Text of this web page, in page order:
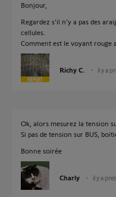
Bonjour,
Regardez s'il n'y a pas des
cellules.
Comment est le voyant rouge
Richy C. il y a
Ok, alors mesurez la tension
Si pas de tension sur BUS,
Bonne soirée
Charly il y a